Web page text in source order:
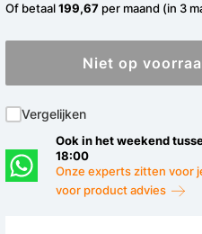
Of betaal199,67per maand (in 3
Niet op
Vergelijken
Ook in het weekend
18:00
Onze experts zitten voor
voor product advies